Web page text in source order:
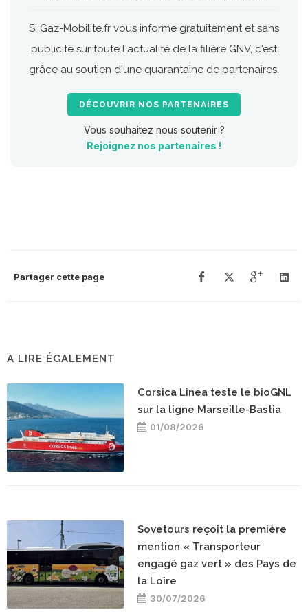
Si Gaz-Mobilite.fr vous informe gratuitement et sans
publicité sur toute l'actualité de la filière GNV, c'est
grâce au soutien d'une quarantaine de partenaires.
DÉCOUVRIR NOS PARTENAIRES
Vous souhaitez nous soutenir ?
Rejoignez nos partenaires !
Partager cette page
A LIRE ÉGALEMENT
Corsica Linea teste le bioGNL
sur la ligne Marseille-Bastia
01/08/2026
Sovetours reçoit la première
mention « Transporteur
engagé gaz vert » des Pays de
la Loire
30/07/2026